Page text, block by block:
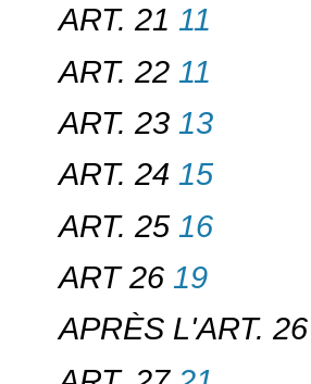
ART. 21 11
ART. 22 11
ART. 23 13
ART. 24 15
ART. 2516
ART 26 19
APRÈS L'ART. 26